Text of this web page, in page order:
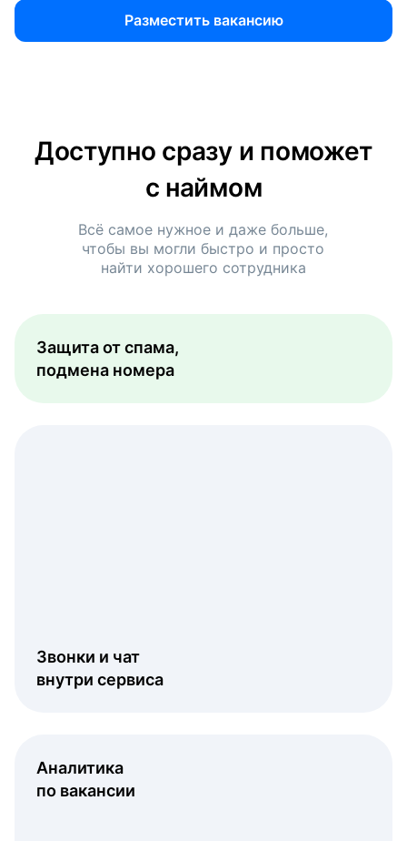
Разместить вакансию
Доступно сразу и поможет
с наймом
Всё самое нужное и даже больше,
чтобы вы могли быстро и просто
найти хорошего сотрудника
Защита от спама,
подмена номера
Звонки и чат
внутри сервиса
Аналитика
по вакансии